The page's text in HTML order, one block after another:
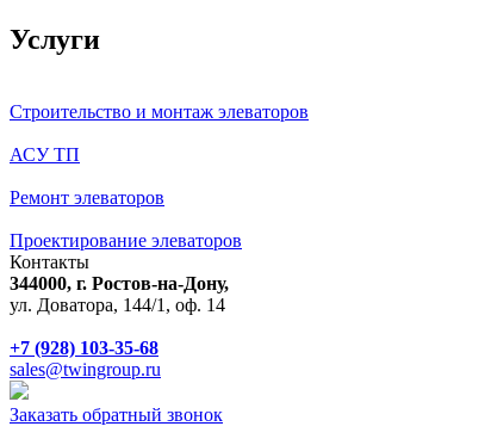
Услуги
Строительство и монтаж элеваторов
АСУ ТП
Ремонт элеваторов
Проектирование элеваторов
Контакты
344000, г. Ростов-на-Дону,
ул. Доватора, 144/1, оф. 14
+7 (928) 103-35-68
sales@twingroup.ru
Заказать обратный звонок